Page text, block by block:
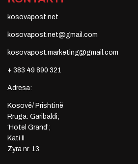
kosovapost.net
kosovapost.net@gmail.com
kosovapost.marketing@gmail.com
+ 383 49 890 321
Adresa:
Kosovë/ Prishtinë
Rruga: Garibaldi;
‘Hotel Grand’;
Kati II
Zyra nr. 13